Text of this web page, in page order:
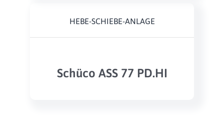
HEBE-SCHIEBE-ANLAGE
Schüco ASS 77 PD.HI